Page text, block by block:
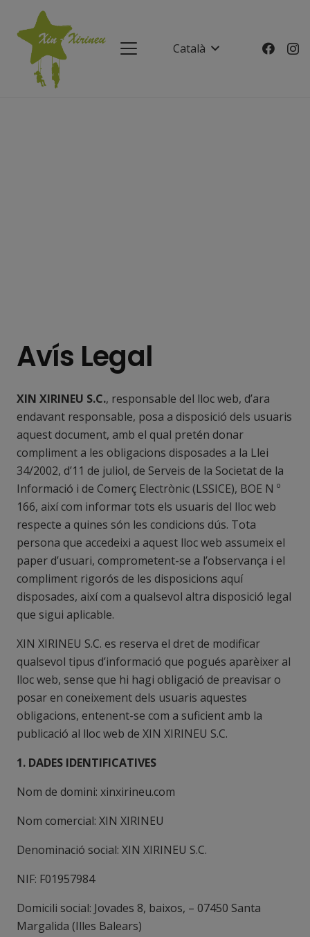
Català
Avís Legal
XIN XIRINEU S.C., responsable del lloc web, d’ara
endavant responsable, posa a disposició dels usuaris
aquest document, amb el qual pretén donar
compliment a les obligacions disposades a la Llei
34/2002, d’11 de juliol, de Serveis de la Societat de la
Informació i de Comerç Electrònic (LSSICE), BOE N º
166, així com informar tots els usuaris del lloc web
respecte a quines són les condicions dús. Tota
persona que accedeixi a aquest lloc web assumeix el
paper d’usuari, comprometent-se a l’observança i el
compliment rigorós de les disposicions aquí
disposades, així com a qualsevol altra disposició legal
que sigui aplicable.
XIN XIRINEU S.C. es reserva el dret de modificar
qualsevol tipus d’informació que pogués aparèixer al
lloc web, sense que hi hagi obligació de preavisar o
posar en coneixement dels usuaris aquestes
obligacions, entenent-se com a suficient amb la
publicació al lloc web de XIN XIRINEU S.C.
1. DADES IDENTIFICATIVES
Nom de domini: xinxirineu.com
Nom comercial: XIN XIRINEU
Denominació social: XIN XIRINEU S.C.
NIF: F01957984
Domicili social: Jovades 8, baixos, – 07450 Santa
Margalida (Illes Balears)